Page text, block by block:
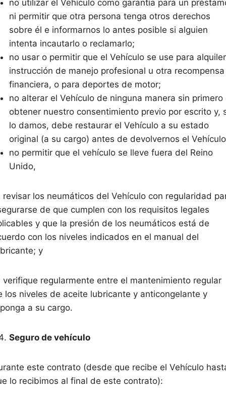
no utilizar el Vehículo como garantía para un
ni permitir que otra persona tenga otros derechos
sobre él e informarnos lo antes posible si alguien
intenta incautarlo o reclamarlo;
no usar o permitir que el Vehículo se use para
instrucción de manejo profesional u otra recompensa
financiera, o para deportes de motor;
no alterar el Vehículo de ninguna manera sin primero
obtener nuestro consentimiento previo por escrito y,
lo damos, debe restaurar el Vehículo a su estado
original (a su cargo) antes de devolvernos el
no permitir que el vehículo se lleve fuera del Reino
Unido,
revisar los neumáticos del Vehículo con regularidad
de que cumplen con los requisitos legales
y que la presión de los neumáticos está de
con los niveles indicados en el manual del
y
verifique regularmente entre el mantenimiento regular
los niveles de aceite lubricante y anticongelante y
a su cargo.
Seguro de vehículo
este contrato (desde que recibe el Vehículo
lo recibimos al final de este contrato):